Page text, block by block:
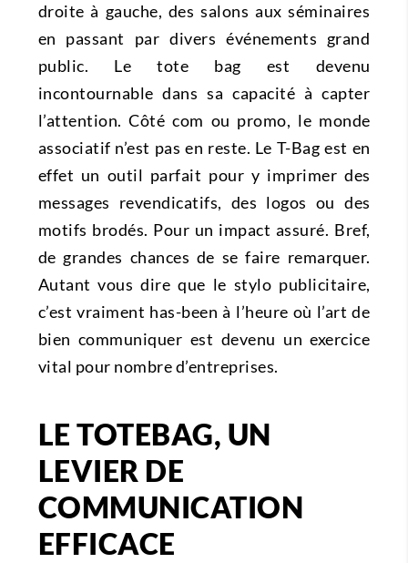
droite à gauche, des salons aux séminaires
en passant par divers événements grand
public. Le tote bag est devenu
incontournable dans sa capacité à capter
l’attention. Côté com ou promo, le monde
associatif n’est pas en reste. Le T-Bag est en
effet un outil parfait pour y imprimer des
messages revendicatifs, des logos ou des
motifs brodés. Pour un impact assuré. Bref,
de grandes chances de se faire remarquer.
Autant vous dire que le stylo publicitaire,
c’est vraiment has-been à l’heure où l’art de
bien communiquer est devenu un exercice
vital pour nombre d’entreprises.
LE TOTEBAG, UN
LEVIER DE
COMMUNICATION
EFFICACE